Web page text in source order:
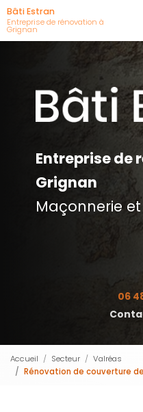
Aller
au
contenu
Bâti Estran
Entreprise de rénovation à
Grignan
Entreprise de
Grignan
Maçonnerie
06
Accueil Secteur
Valréas
Rénovation de couverture